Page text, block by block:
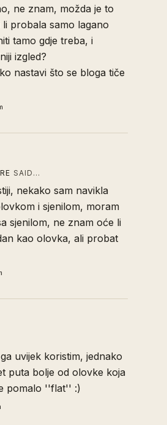
ne znam, možda je to
li probala samo lagano
tamo gdje treba, i
izgled?
nastavi što se bloga tiče
SAID…
nekako sam navikla
i sjenilom, moram
sjenilom, ne znam oće li
kao olovka, ali probat
uvijek koristim, jednako
puta bolje od olovke koja
pomalo ''flat'' :)